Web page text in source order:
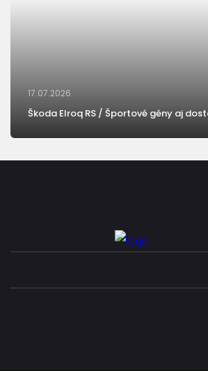
17.07.2026
Škoda Elroq RS / Športové gény aj